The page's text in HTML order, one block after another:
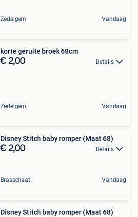
Zedelgem Vandaag
korte geruite broek 68cm
€ 2,00 Details
Zedelgem Vandaag
Disney Stitch baby romper (Maat 68)
€ 2,00 Details
Brasschaat Vandaag
Disney Stitch baby romper (Maat 68)